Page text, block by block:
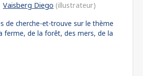
Vaisberg Diego (illustrateur)
de cherche-et-trouve sur le thème
ferme, de la forêt, des mers, de la